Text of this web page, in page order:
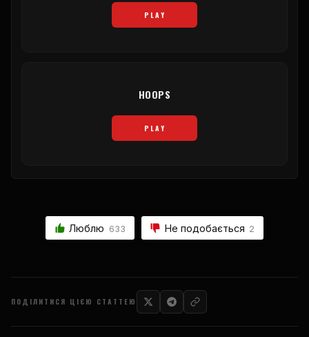
PLAY
HOOPS
PLAY
Люблю 633 Не подобається 2
ПОДІЛИТИСЯ ЦІЄЮ СТАТТЕЮ